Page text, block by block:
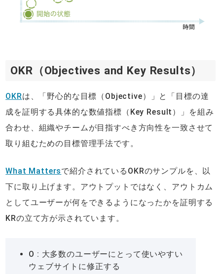
OKR（Objectives and Key Results）
OKRは、「野心的な目標（Objective）」と「目標の達
成を証明する具体的な数値指標（Key Result）」を組み
合わせ、組織やチームが目指すべき方向性を一致させて
取り組むための目標管理手法です。
What Mattersで紹介されているOKRのサンプルを、以
下に取り上げます。アウトプットではなく、アウトカム
としてユーザーが何をできるようになったかを証明する
KRの立て方が示されています。
O : 大多数のユーザーにとって使いやすい
ウェブサイトに修正する